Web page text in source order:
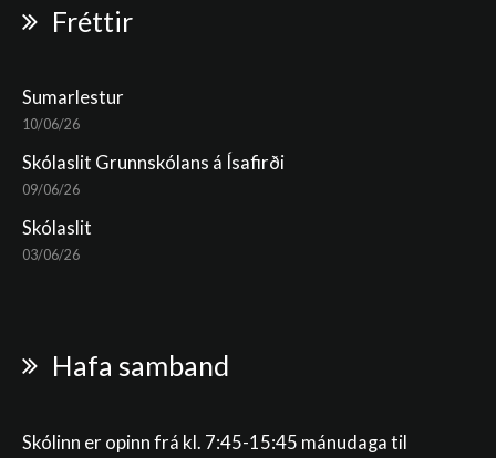
Fréttir
Sumarlestur
10/06/26
Skólaslit Grunnskólans á Ísafirði
09/06/26
Skólaslit
03/06/26
Hafa samband
Skólinn er opinn frá kl. 7:45-15:45 mánudaga til